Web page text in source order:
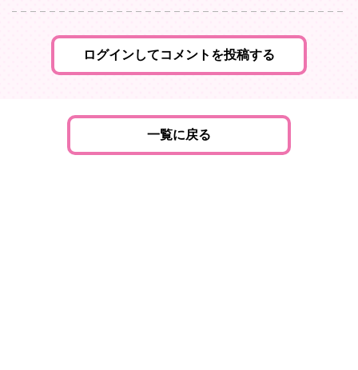
ログインしてコメントを投稿する
一覧に戻る